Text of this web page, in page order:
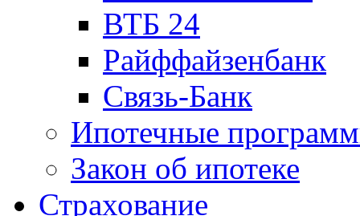
ВТБ 24
Райффайзенбанк
Связь-Банк
Ипотечные
Закон об ипотеке
Страхование